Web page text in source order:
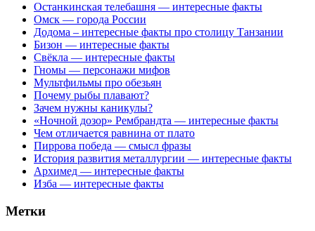
Останкинская телебашня — интересные факты
Омск — города России
Додома – интересные факты про столицу Танзании
Бизон — интересные факты
Свёкла — интересные факты
Гномы — персонажи мифов
Мультфильмы про обезьян
Почему рыбы плавают?
Зачем нужны каникулы?
«Ночной дозор» Рембрандта — интересные факты
Чем отличается равнина от плато
Пиррова победа — смысл фразы
История развития металлургии — интересные факты
Архимед — интересные факты
Изба — интересные факты
Метки